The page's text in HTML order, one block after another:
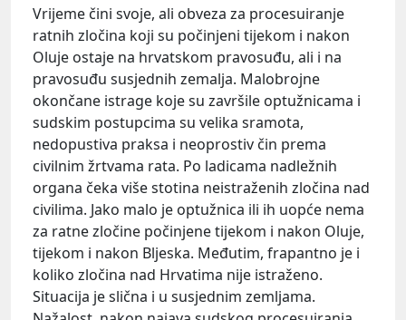
Vrijeme čini svoje, ali obveza za procesuiranje
ratnih zločina koji su počinjeni tijekom i nakon
Oluje ostaje na hrvatskom pravosuđu, ali i na
pravosuđu susjednih zemalja. Malobrojne
okončane istrage koje su završile optužnicama i
sudskim postupcima su velika sramota,
nedopustiva praksa i neoprostiv čin prema
civilnim žrtvama rata. Po ladicama nadležnih
organa čeka više stotina neistraženih zločina nad
civilima. Jako malo je optužnica ili ih uopće nema
za ratne zločine počinjene tijekom i nakon Oluje,
tijekom i nakon Bljeska. Međutim, frapantno je i
koliko zločina nad Hrvatima nije istraženo.
Situacija je slična i u susjednim zemljama.